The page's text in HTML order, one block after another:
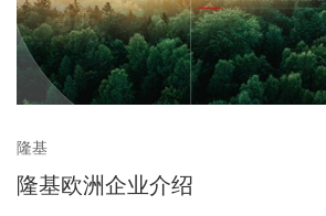
隆基
隆基欧洲企业介绍